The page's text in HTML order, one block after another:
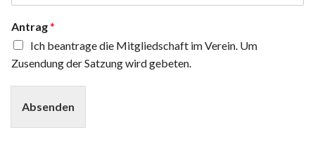
Antrag*
Ich beantrage die Mitgliedschaft im Verein. Um
Zusendung der Satzung wird gebeten.
Absenden